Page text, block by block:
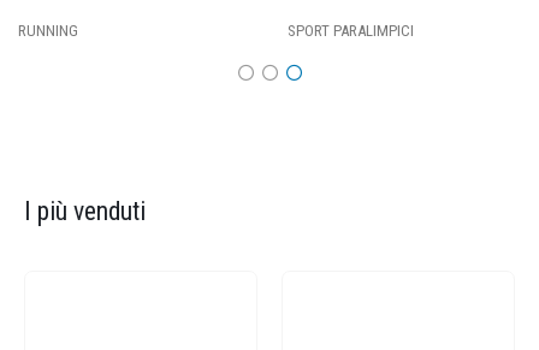
PARALIMPICI CALCIO
I più venduti